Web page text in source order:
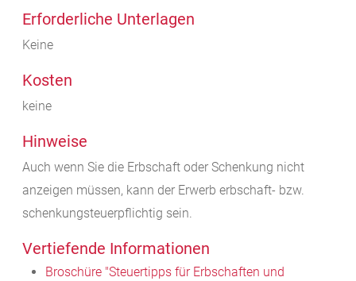
Erforderliche Unterlagen
Keine
Kosten
keine
Hinweise
Auch wenn Sie die Erbschaft oder Schenkung nicht
anzeigen müssen, kann der Erwerb erbschaft- bzw.
schenkungsteuerpflichtig sein.
Vertiefende Informationen
Broschüre "Steuertipps für Erbschaften und